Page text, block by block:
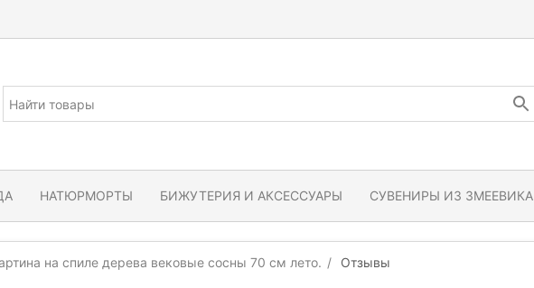
НАТЮРМОРТЫ БИЖУТЕРИЯ И АКСЕССУАРЫ СУВЕНИРЫ ИЗ ЗМЕЕВИКА
на спиле дерева вековые сосны 70 см лето. Отзывы